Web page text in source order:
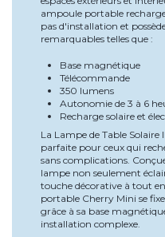
ampoule portable
pas d'installation et
remarquables telles que :
Base magnétique
Télécommande
350 lumens
Autonomie de 3 à 6
Recharge solaire et
La Lampe de Table
parfaite pour ceux qui
sans complications.
lampe non seulement
touche décorative à tout
portable Cherry Mini se
grâce à sa base
installation complexe.